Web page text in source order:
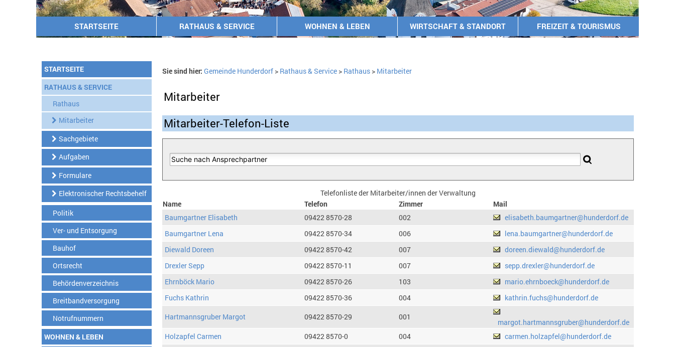
STARTSEITE RATHAUS & SERVICE WOHNEN & LEBEN WIRTSCHAFT & STANDORT FREIZEIT & TOURISMUS
STARTSEITE
RATHAUS & SERVICE
Rathaus
Mitarbeiter
Sachgebiete
Aufgaben
Formulare
Elektronischer Rechtsbehelf
Politik
Ver- und Entsorgung
Bauhof
Ortsrecht
Behördenverzeichnis
Breitbandversorgung
Notrufnummern
WOHNEN & LEBEN
Sie sind hier: Gemeinde Hunderdorf> Rathaus & Service> Rathaus> Mitarbeiter
Mitarbeiter
Mitarbeiter-Telefon-Liste
Telefonliste der Mitarbeiter/innen der Verwaltung
Name
Telefon Zimmer
Mail
Baumgartner Elisabeth
09422 8570-28 002
elisabeth.baumgartner@hunderdorf.de
Baumgartner Lena
09422 8570-34 006
lena.baumgartner@hunderdorf.de
Diewald Doreen
09422 8570-42 007
doreen.diewald@hunderdorf.de
Drexler Sepp
09422 8570-11 007
sepp.drexler@hunderdorf.de
Ehrnböck Mario
09422 8570-26 103
mario.ehrnboeck@hunderdorf.de
Fuchs Kathrin
09422 8570-36 004
kathrin.fuchs@hunderdorf.de
Hartmannsgruber Margot
09422 8570-29 001
margot.hartmannsgruber@hunderdorf.de
Holzapfel Carmen
09422 8570-0 004
carmen.holzapfel@hunderdorf.de